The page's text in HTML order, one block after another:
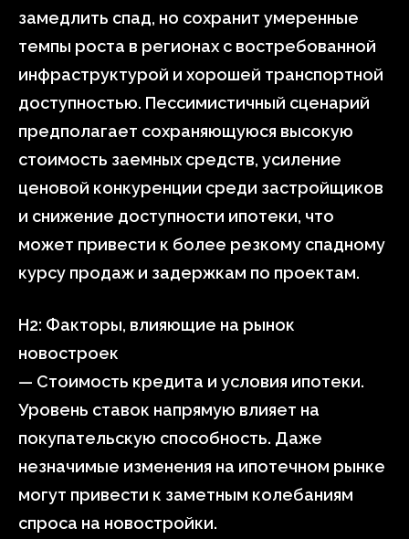
замедлить спад, но сохранит умеренные
темпы роста в регионах с востребованной
инфраструктурой и хорошей транспортной
доступностью. Пессимистичный сценарий
предполагает сохраняющуюся высокую
стоимость заемных средств, усиление
ценовой конкуренции среди застройщиков
и снижение доступности ипотеки, что
может привести к более резкому спадному
курсу продаж и задержкам по проектам.
H2: Факторы, влияющие на рынок
новостроек
— Стоимость кредита и условия ипотеки.
Уровень ставок напрямую влияет на
покупательскую способность. Даже
незначимые изменения на ипотечном рынке
могут привести к заметным колебаниям
спроса на новостройки.